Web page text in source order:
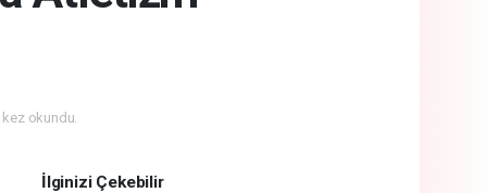
kez okundu.
İlginizi Çekebilir